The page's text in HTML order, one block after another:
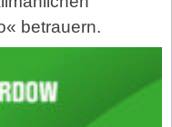
betrauern.